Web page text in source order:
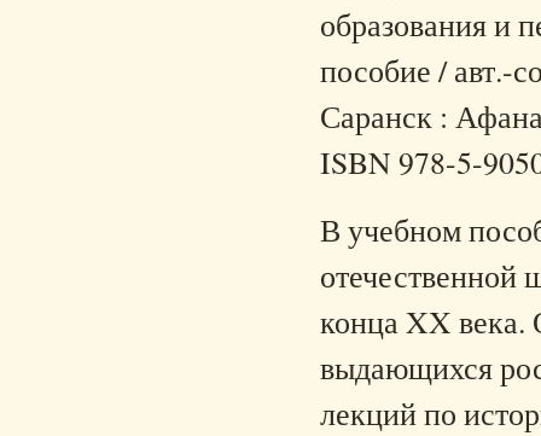
образования и
пособие / авт.-
Саранск :
ISBN 978-5-
В учебном
отечественной
конца XX века.
выдающихся
лекций по